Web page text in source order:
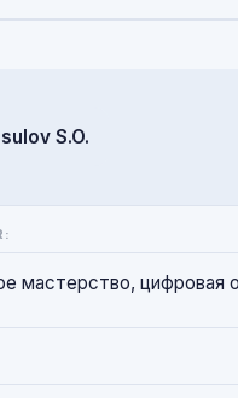
S.O.
мастерство, цифровая